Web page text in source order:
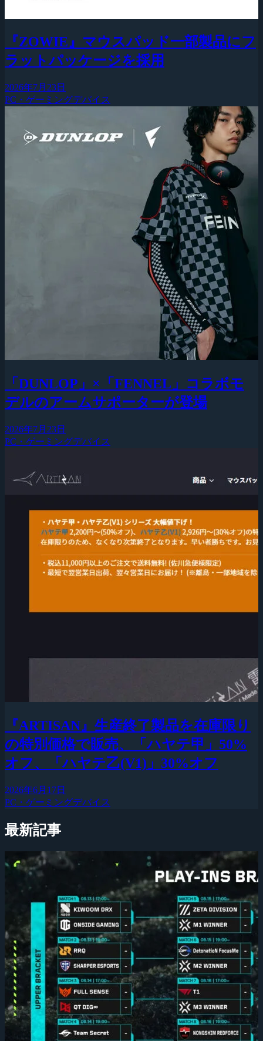
『ZOWIE』マウスパッド一部製品にフ
ラットパッケージを採用
2026年7月23日
PC・ゲーミングデバイス
「DUNLOP」×「FENNEL」コラボモ
デルのアームサポーターが登場
2026年7月23日
PC・ゲーミングデバイス
『ARTISAN』生産終了製品を在庫限り
の特別価格で販売、「ハヤテ甲」50%
オフ、「ハヤテ乙(V1)」30%オフ
2026年6月17日
PC・ゲーミングデバイス
最新記事